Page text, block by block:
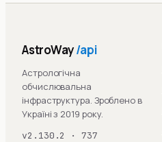
AstroWay/api
Астрологічна
обчислювальна
інфраструктура. Зроблено в
Україні з 2019 року.
v2.130.2 · 737